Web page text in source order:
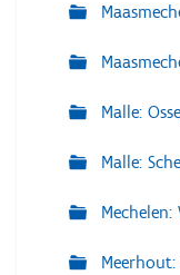
Malle:
Malle: